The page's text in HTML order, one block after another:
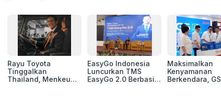
Rayu Toyota
Tinggalkan
Thailand, Menkeu
EasyGo Indonesia
Luncurkan TMS
EasyGo 2.0 Berbasis
Maksimalkan
Kenyamanan
Berkendara,